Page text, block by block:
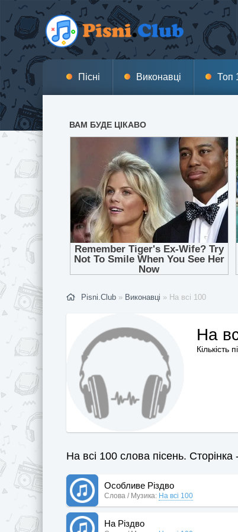
Пісні Виконавці Топ
Pisni.Club » Виконавці » На всі 100
На
Кількість
На всі 100 слова пісень. Сторінка
Особливе Різдво
Слова / Музика: На всі 100
На Різдво